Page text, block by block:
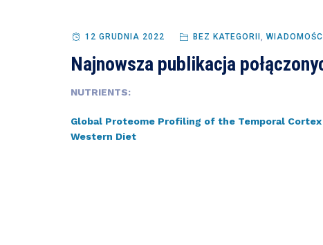
12 GRUDNIA 2022 BEZ KATEGORII , WIADOMOŚCI
Najnowsza publikacja
NUTRIENTS:
Global Proteome Profiling of the Temporal
Western Diet